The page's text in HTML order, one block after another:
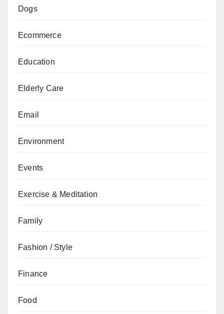
Dogs
Ecommerce
Education
Elderly Care
Email
Environment
Events
Exercise & Meditation
Family
Fashion / Style
Finance
Food